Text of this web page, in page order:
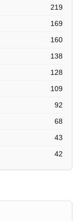
219
169
160
138
128
109
92
68
43
42